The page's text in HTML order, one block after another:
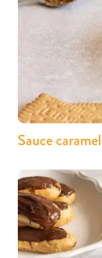
Sauce